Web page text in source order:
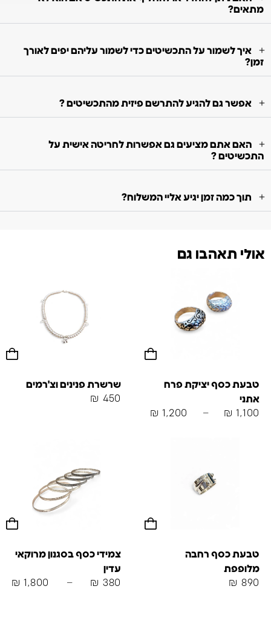
מתאים?
איך לשמור על התכשיטים כדי לשמור עליהם יפים לאורך
זמן?
אפשר גם להגיע להתרשם פיזית מהתכשיטים ?
האם אתם מציעים גם אפשרות לחריטה אישית על
התכשיטים ?
תוך כמה זמן יגיע אליי המשלוח?
אולי תאהבו גם
טבעת כסף יציקת פרח
אתני
₪ 1,100
–
₪ 1,200
שרשרת פנינים וצ'רמים
₪ 450
טבעת כסף רחבה
מלופפת
₪ 890
צמידי כסף בסגנון מרוקאי
עדין
₪ 380
–
₪ 1,800